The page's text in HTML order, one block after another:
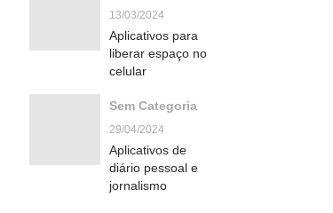
13/03/2024
Aplicativos para
liberar espaço no
celular
Sem Categoria
29/04/2024
Aplicativos de
diário pessoal e
jornalismo